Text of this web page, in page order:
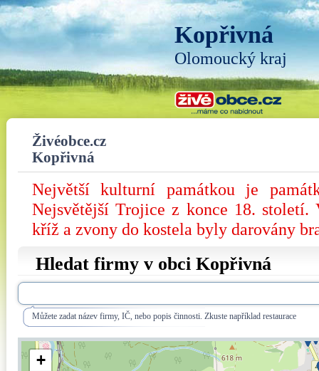
Kopřivná
Olomoucký kraj
Živéobce.cz
Kopřivná
Největší kulturní památkou je
Nejsvětější Trojice z konce 18. století.
kříž a zvony do kostela byly darovány
Hledat firmy v obci Kopřivná
Můžete zadat název firmy, IČ, nebo popis činnosti. Zkuste například restaurace
+